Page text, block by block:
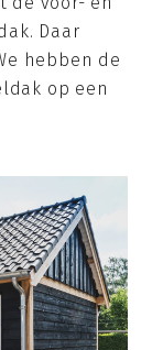
Daar
hebben de
op een